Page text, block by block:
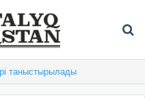
таныстырылады